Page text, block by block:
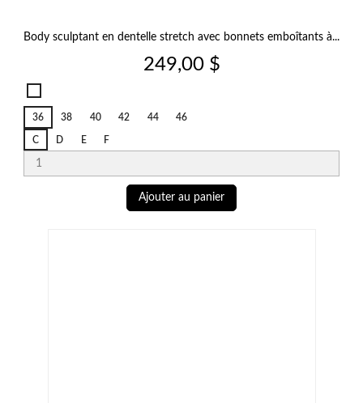
Body sculptant en dentelle stretch avec bonnets emboîtants à...
Prix
249,00 $
Candy
Ginger
36 38 40 42 44 46
C D E F
Ajouter au panier